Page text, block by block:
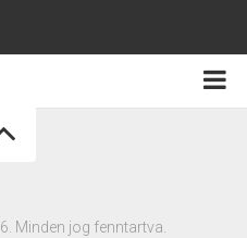
Minden jog fenntartva.